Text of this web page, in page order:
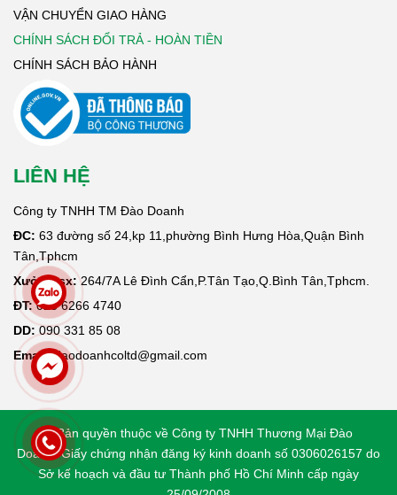
VẬN CHUYỂN GIAO HÀNG
CHÍNH SÁCH ĐỔI TRẢ - HOÀN TIỀN
CHÍNH SÁCH BẢO HÀNH
LIÊN HỆ
Công ty TNHH TM Đào Doanh
ĐC: 63 đường số 24,kp 11,phường Bình Hưng Hòa,Quận Bình
Tân,Tphcm
Xưởng sx:264/7A Lê Đình Cẩn,P.Tân Tạo,Q.Bình Tân,Tphcm.
ĐT:028 6266 4740
DD:090 331 85 08
Email:daodoanhcoltd@gmail.com
© Bản quyền thuộc về Công ty TNHH Thương Mại Đào
Doanh. Giấy chứng nhận đăng ký kinh doanh số 0306026157 do
Sở kế hoạch và đầu tư Thành phố Hồ Chí Minh cấp ngày